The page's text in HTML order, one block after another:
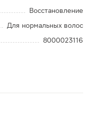
Восстановление
Для нормальных волос
8000023116